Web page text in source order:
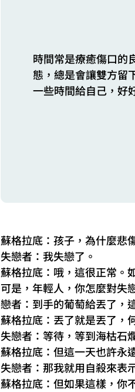
時間常是療癒傷口的
態，總是會讓雙方留
一些時間給自己，好
蘇格拉底：孩子，為什麼悲
失戀者：我失戀了。
蘇格拉底：哦，這很正常。
可是，年輕人，你怎麼對失
戀者：到手的葡萄給丟了，
蘇格拉底：丟了就是丟了，
失戀者：等待，等到海枯石
蘇格拉底：但這一天也許永
失戀者：那我就用自殺來表
蘇格拉底：但如果這樣，你